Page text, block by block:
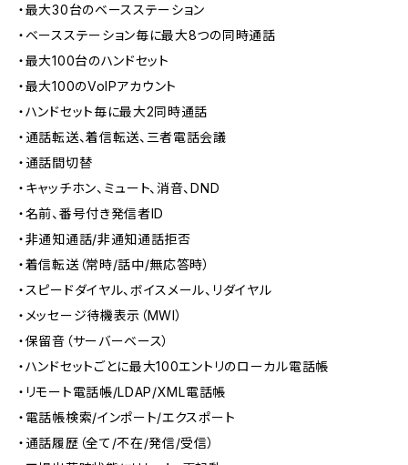
・最大30台のベースステーション
・ベースステーション毎に最大8つの同時通話
・最大100台のハンドセット
・最大100のVoIPアカウント
・ハンドセット毎に最大2同時通話
・通話転送、着信転送、三者電話会議
・通話間切替
・キャッチホン、ミュート、消音、DND
・名前、番号付き発信者ID
・非通知通話/非通知通話拒否
・着信転送（常時/話中/無応答時）
・スピードダイヤル、ボイスメール、リダイヤル
・メッセージ待機表示（MWI）
・保留音（サーバーベース）
・ハンドセットごとに最大100エントリのローカル電話帳
・リモート電話帳/LDAP/XML電話帳
・電話帳検索/インポート/エクスポート
・通話履歴（全て/不在/発信/受信）